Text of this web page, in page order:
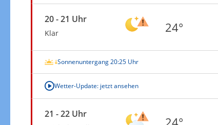
20 - 21 Uhr
Klar 24°
Sonnenuntergang 20:25 Uhr
Wetter-Update: jetzt ansehen
21 - 22 Uhr
24°